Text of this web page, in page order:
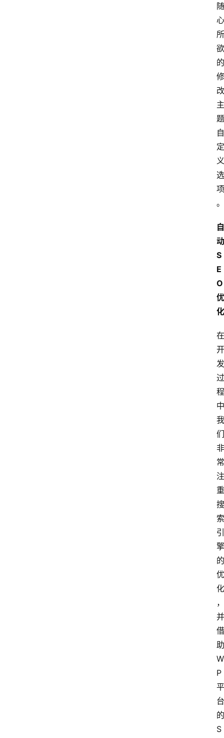
随
心
所
欲
的
修
改
主
题
自
定
义
选
项
。
自
动
S
E
O
优
化
在
开
发
过
程
中
我
们
非
常
注
重
搜
索
引
擎
的
优
化
，
并
借
助
W
P
平
台
的
S